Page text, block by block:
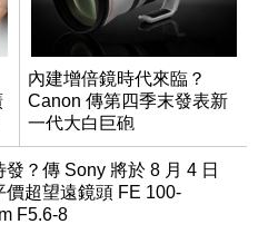
內建增倍鏡時代來臨？
Canon 傳第四季末發表新
一代大白巨砲
發？傳 Sony 將於 8 月 4 日
價超望遠鏡頭 FE 100-
F5.6-8